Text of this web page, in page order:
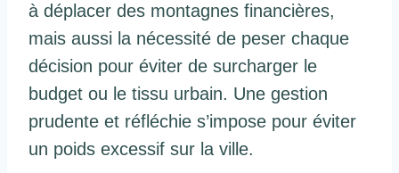
à déplacer des montagnes financières,
mais aussi la nécessité de peser chaque
décision pour éviter de surcharger le
budget ou le tissu urbain. Une gestion
prudente et réfléchie s’impose pour éviter
un poids excessif sur la ville.